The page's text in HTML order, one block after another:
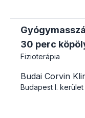
30 perc
Fizioterápia
Budai Corvin
Budapest I. kerület